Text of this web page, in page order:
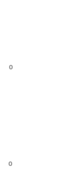
0
0